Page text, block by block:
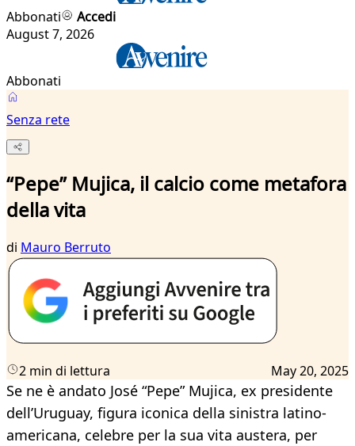
Abbonati
Accedi
August 7, 2026
Abbonati
Senza rete
“Pepe” Mujica, il calcio come metafora
della vita
di Mauro Berruto
2 min di lettura May 20, 2025
Se ne è andato José “Pepe” Mujica, ex presidente
dell’Uruguay, figura iconica della sinistra latino-
americana, celebre per la sua vita austera, per